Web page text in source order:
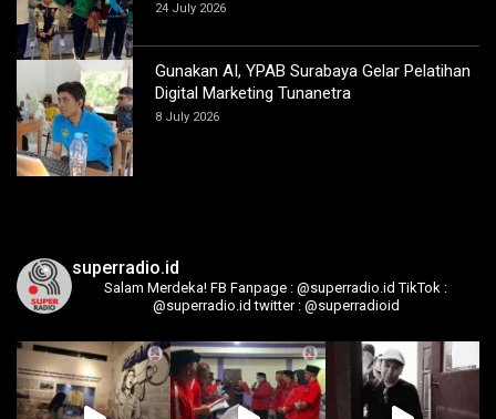
24 July 2026
Gunakan AI, YPAB Surabaya Gelar Pelatihan
Digital Marketing Tunanetra
8 July 2026
superradio.id
Salam Merdeka! FB Fanpage : @superradio.id TikTok :
@superradio.id twitter : @superradioid